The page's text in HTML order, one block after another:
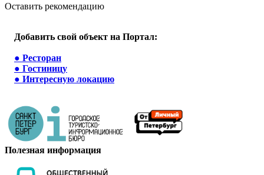
Оставить рекомендацию
Добавить свой объект на Портал:
● Ресторан
● Гостиницу
● Интересную локацию
Полезная информация